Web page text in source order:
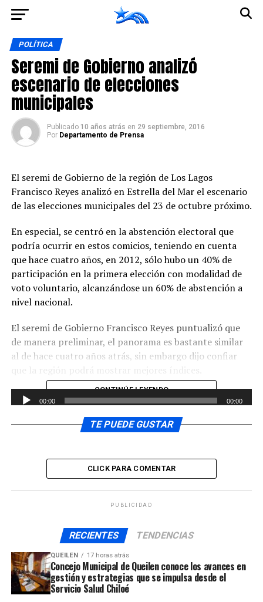
POLÍTICA
Seremi de Gobierno analizó
escenario de elecciones
municipales
Publicado 10 años atrás en 29 septiembre, 2016
Por Departamento de Prensa
El seremi de Gobierno de la región de Los Lagos
Francisco Reyes analizó en Estrella del Mar el escenario
de las elecciones municipales del 23 de octubre próximo.
En especial, se centró en la abstención electoral que
podría ocurrir en estos comicios, teniendo en cuenta
que hace cuatro años, en 2012, sólo hubo un 40% de
participación en la primera elección con modalidad de
voto voluntario, alcanzándose un 60% de abstención a
nivel nacional.
El seremi de Gobierno Francisco Reyes puntualizó que
de manera preliminar, el panorama es bastante similar
al de hace cuatro años atrás, sin embargo dijo confiar
Reproductor
de
audio
00:00 00:00
Planteo el vocero de Gobierno en la región que la
presentación a la comunidad de buenos programas de
comunas, permite que más personas acudan a votar el
23 de octubre.
En 2012, a nivel nacional, de los 13 millones 404 mil
chilenos habilitados para sufragar sólo lo hicieron 5
millones 495 mil, es decir, casi 8 millones de personas, el
59% del padrón electoral, se abstuvo de votar.
CONTINÚE LEYENDO
TE PUEDE GUSTAR
CLICK PARA COMENTAR
PUBLICIDAD
RECIENTES TENDENCIAS
QUEILEN 17 horas atrás
Concejo Municipal de Queilen conoce los avances en
gestión y estrategias que se impulsa desde el
Servicio Salud Chiloé
Ir a la versión móvil